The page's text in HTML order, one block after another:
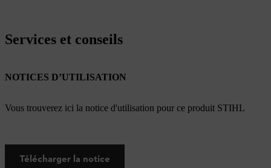
Services et conseils
NOTICES D’UTILISATION
Vous trouverez ici la notice d'utilisation pour ce produit STIHL
Télécharger la notice